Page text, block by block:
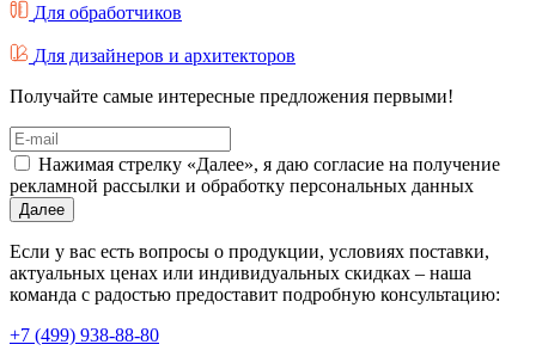
Для обработчиков
Для дизайнеров и архитекторов
Получайте самые интересные предложения первыми!
Нажимая стрелку «Далее», я даю согласие на получение
рекламной рассылки и обработку персональных данных
Далее
Если у вас есть вопросы о продукции, условиях поставки,
актуальных ценах или индивидуальных скидках – наша
команда с радостью предоставит подробную консультацию:
+7 (499) 938-88-80